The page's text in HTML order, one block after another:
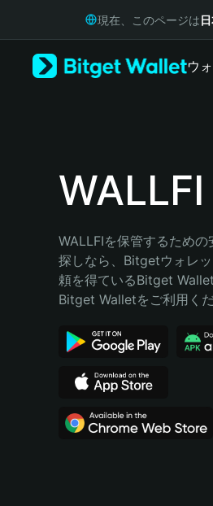
Русский
Bahasa Indonesia
Português (Brasil)
現在、このページは
ウ
WALLFIを保管するため
探しなら、Bitgetウォレ
頼を得ているBitget
Bitget Walletをご利用くだ